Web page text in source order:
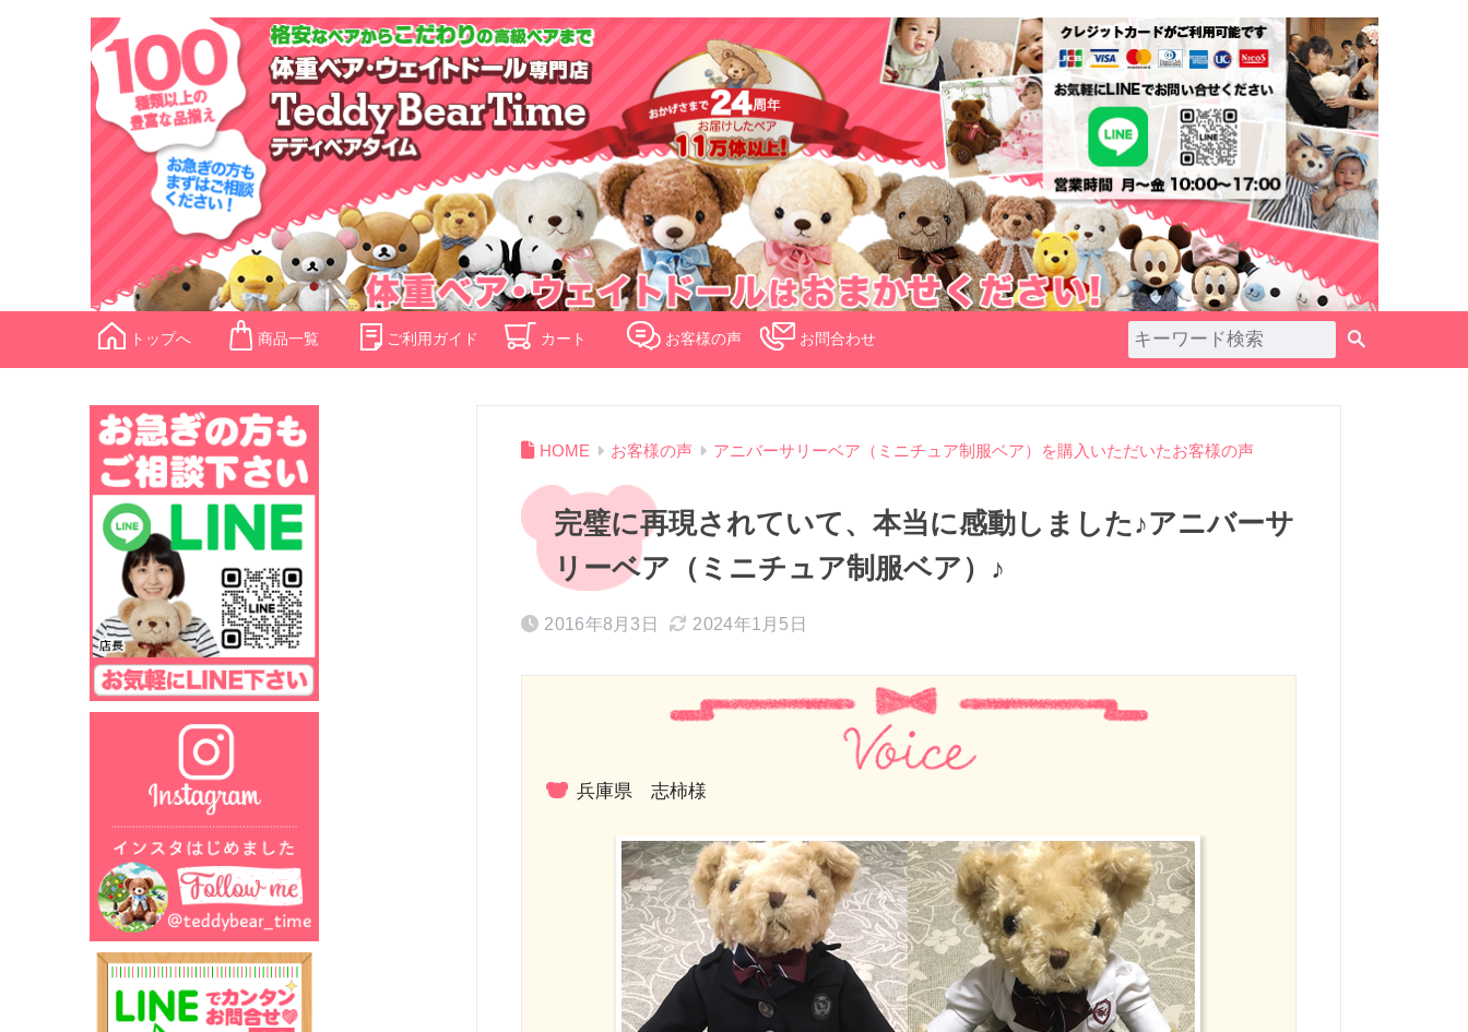
トップへ 商品一覧 ご利用ガイド カート お客様の声 お問合わせ
検索
HOME お客様の声 アニバーサリーベア（ミニチュア制服ベア）を購入いただいたお客様の声
完璧に再現されていて、本当に感動しました♪アニバーサ
リーベア（ミニチュア制服ベア）♪
2016年8月3日 2024年1月5日
兵庫県 志柿様
ペ
ー
ジ
ト
プ
へ